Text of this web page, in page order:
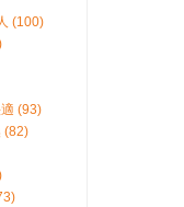
(100)
(93)
(82)